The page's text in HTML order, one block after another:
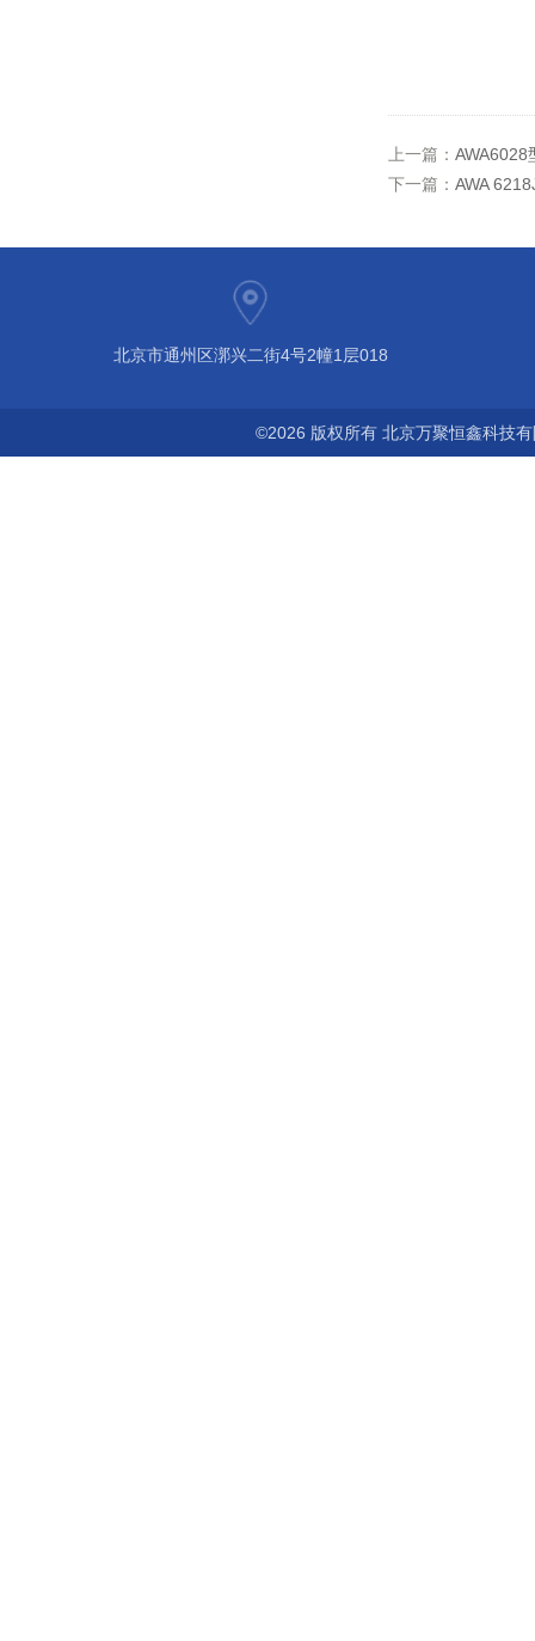
上一篇： AWA6028
下一篇： AWA
北京市通州区漷兴二街4号2幢1层018
©2026 版权所有 北京万聚恒鑫科技